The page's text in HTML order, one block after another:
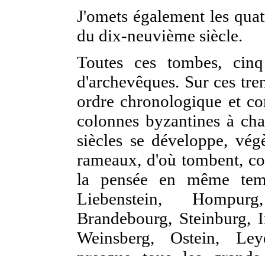
J'omets également les
du dix-neuvième siècle.
Toutes ces tombes,
d'archevêques. Sur ces
ordre chronologique et
colonnes byzantines à
siècles se développe,
rameaux, d'où tombent,
la pensée en même
Liebenstein,
Brandebourg, Steinburg,
Weinsberg, Ostein,